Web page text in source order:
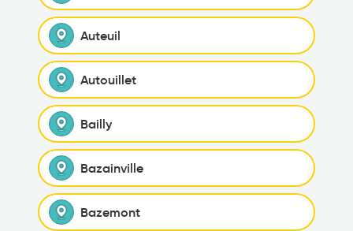
Auteuil
Autouillet
Bailly
Bazainville
Bazemont